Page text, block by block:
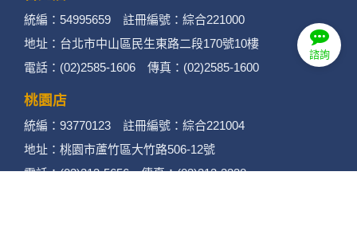
諮詢
統編：54995659 註冊編號：綜合221000
地址：台北市中山區民生東路二段170號10樓
電話：(02)2585-1606 傳真：(02)2585-1600
桃園店
統編：93770123 註冊編號：綜合221004
地址：桃園市蘆竹區大竹路506-12號
電話：(03)313-5656 傳真：(03)313-3338